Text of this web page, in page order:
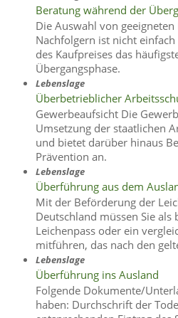
Beratung während der
Die Auswahl von
Nachfolgern ist nicht
des Kaufpreises das
Übergangsphase.
Lebenslage
Überbetrieblicher
Gewerbeaufsicht Die
Umsetzung der staatlichen
und bietet darüber hinaus
Prävention an.
Lebenslage
Überführung aus dem
Mit der Beförderung der
Deutschland müssen Sie
Leichenpass oder ein
mitführen, das nach den
Lebenslage
Überführung ins Ausland
Folgende Dokumente/
haben: Durchschrift der